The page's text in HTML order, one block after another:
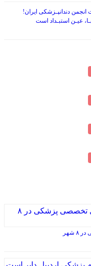
انجمن دندانپـزشکی ایران!
عیـن استبـداد است